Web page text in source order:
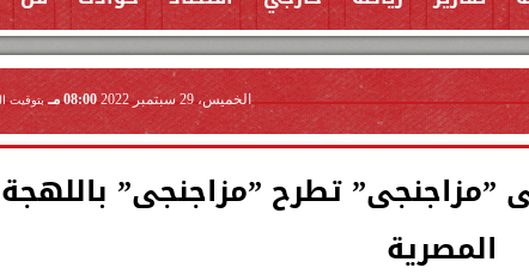
الخميس، 29 سبتمبر 2022 08:00 مـ بتوقيت
”مزاجنجى” تطرح ”مزاجنجى” باللهجة
المصرية